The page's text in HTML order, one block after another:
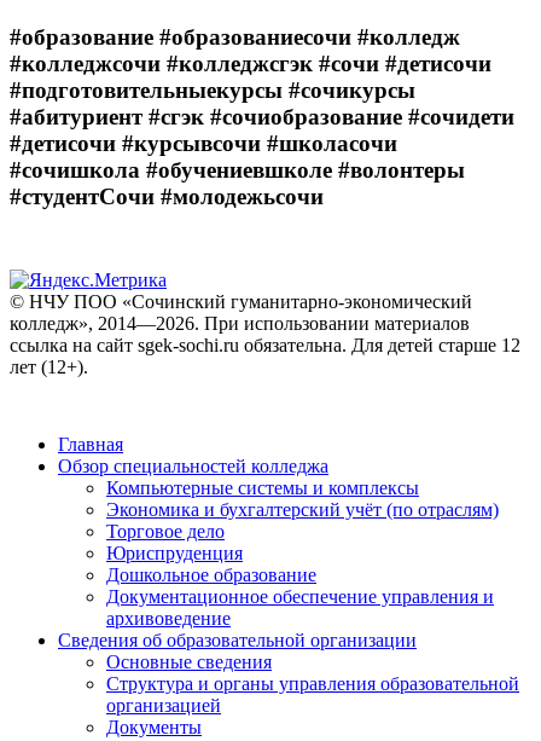
#образование #образованиесочи #колледж
#колледжсочи #колледжсгэк #сочи #детисочи
#подготовительныекурсы #сочикурсы
#абитуриент #сгэк #сочиобразование #сочидети
#детисочи #курсывсочи #школасочи
#сочишкола #обучениевшколе #волонтеры
#студентСочи #молодежьсочи
© НЧУ ПОО «Сочинский гуманитарно-экономический
колледж», 2014—2026. При использовании материалов
ссылка на сайт sgek-sochi.ru обязательна. Для детей старше 12
лет (12+).
Главная
Обзор специальностей колледжа
Компьютерные системы и комплексы
Экономика и бухгалтерский учёт (по отраслям)
Торговое дело
Юриспруденция
Дошкольное образование
Документационное обеспечение управления и
архивоведение
Сведения об образовательной организации
Основные сведения
Структура и органы управления образовательной
организацией
Документы